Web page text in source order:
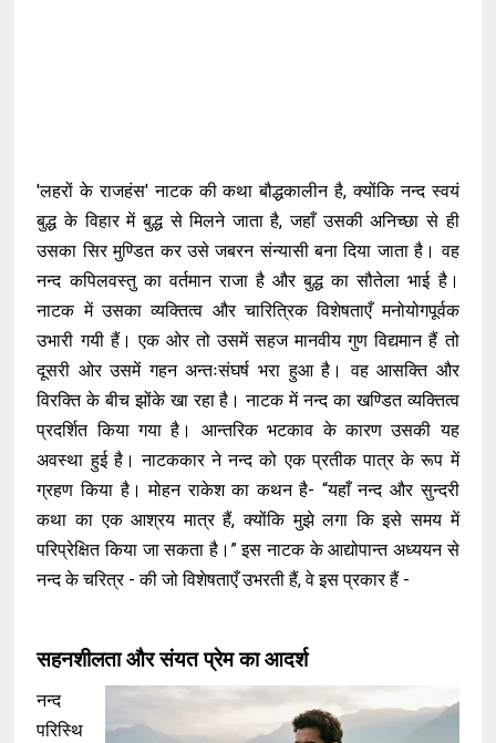
'लहरों के राजहंस' नाटक की कथा बौद्धकालीन है, क्योंकि नन्द स्वयं
बुद्ध के विहार में बुद्ध से मिलने जाता है, जहाँ उसकी अनिच्छा से ही
उसका सिर मुण्डित कर उसे जबरन संन्यासी बना दिया जाता है। वह
नन्द कपिलवस्तु का वर्तमान राजा है और बुद्ध का सौतेला भाई है।
नाटक में उसका व्यक्तित्व और चारित्रिक विशेषताएँ मनोयोगपूर्वक
उभारी गयी हैं। एक ओर तो उसमें सहज मानवीय गुण विद्यमान हैं तो
दूसरी ओर उसमें गहन अन्तःसंघर्ष भरा हुआ है। वह आसक्ति और
विरक्ति के बीच झोंके खा रहा है। नाटक में नन्द का खण्डित व्यक्तित्व
प्रदर्शित किया गया है। आन्तरिक भटकाव के कारण उसकी यह
अवस्था हुई है। नाटककार ने नन्द को एक प्रतीक पात्र के रूप में
ग्रहण किया है। मोहन राकेश का कथन है- “यहाँ नन्द और सुन्दरी
कथा का एक आश्रय मात्र हैं, क्योंकि मुझे लगा कि इसे समय में
परिप्रेक्षित किया जा सकता है।” इस नाटक के आद्योपान्त अध्ययन से
नन्द के चरित्र - की जो विशेषताएँ उभरती हैं, वे इस प्रकार हैं -
सहनशीलता और संयत प्रेम का आदर्श
नन्द
परिस्थि